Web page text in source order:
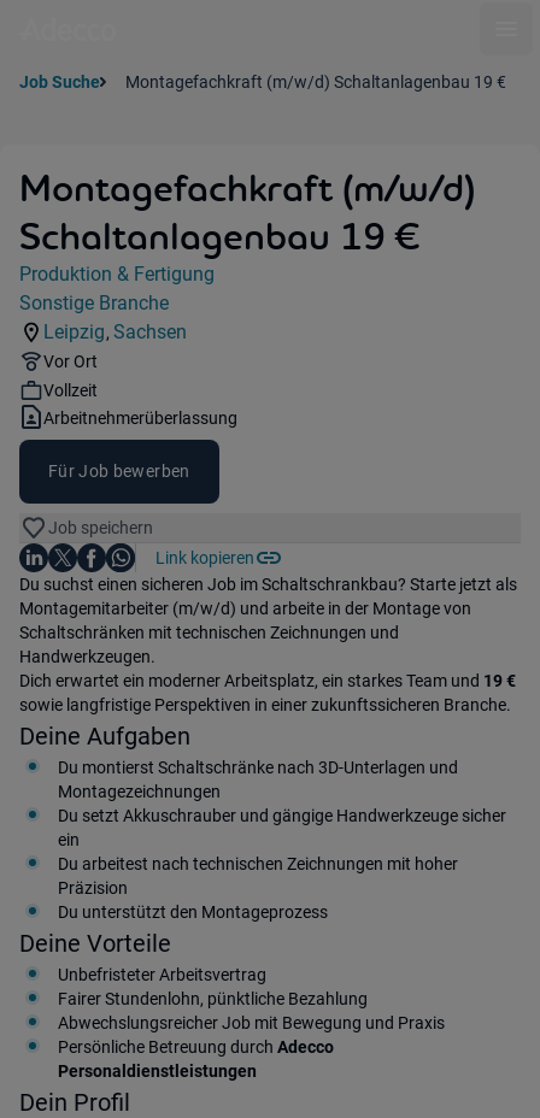
Job Suche Montagefachkraft (m/w/d) Schaltanlagenbau 19 €
Montagefachkraft (m/w/d)
Schaltanlagenbau 19 €
Jobdetails
Kategorie:
Produktion & Fertigung
Industry:
Sonstige Branche
Standorte:
Leipzig,
Region:
Sachsen
Remote Option:
Vor Ort
Workhours:
Vollzeit
Vertragsart:
Arbeitnehmerüberlassung
Für Job bewerben
Job speichern
Teile diesen Job
Auf LinkedIn teilen
Auf X teilen
Auf Facebook teilen
Auf WhatsApp teilen
Link kopieren
Einleitung
Du suchst einen sicheren Job im Schaltschrankbau? Starte jetzt als
Montagemitarbeiter (m/w/d) und arbeite in der Montage von
Schaltschränken mit technischen Zeichnungen und
Handwerkzeugen.
Dich erwartet ein moderner Arbeitsplatz, ein starkes Team und 19 €
sowie langfristige Perspektiven in einer zukunftssicheren Branche.
Deine Aufgaben
Du montierst Schaltschränke nach 3D-Unterlagen und
Montagezeichnungen
Du setzt Akkuschrauber und gängige Handwerkzeuge sicher
ein
Du arbeitest nach technischen Zeichnungen mit hoher
Präzision
Du unterstützt den Montageprozess
Deine Vorteile
Unbefristeter Arbeitsvertrag
Fairer Stundenlohn, pünktliche Bezahlung
Abwechslungsreicher Job mit Bewegung und Praxis
Persönliche Betreuung durch Adecco
Personaldienstleistungen
Dein Profil